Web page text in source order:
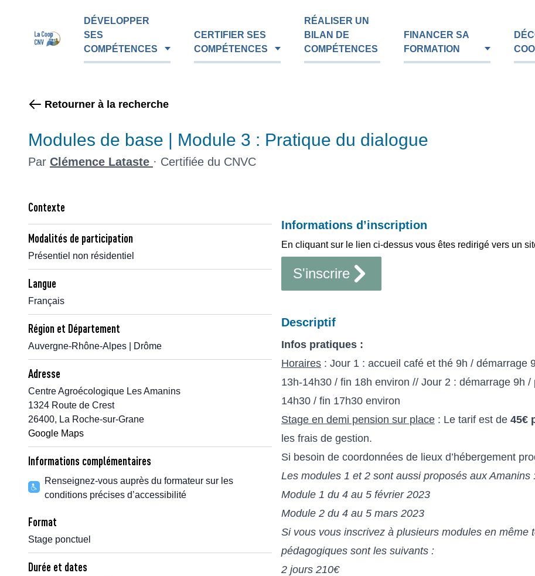
DÉVELOPPER
SES
COMPÉTENCES
CERTIFIER SES
COMPÉTENCES
RÉALISER UN
BILAN DE
COMPÉTENCES
FINANCER SA
FORMATION
Retourner à la recherche
Modules de base | Module 3 : Pratique du dialogue
Par Clémence Lataste · Certifiée du CNVC
Contexte
Modalités de participation
Présentiel non résidentiel
Langue
Français
Région et Département
Auvergne-Rhône-Alpes | Drôme
Adresse
Centre Agroécologique Les Amanins
1324 Route de Crest
26400, La Roche-sur-Grane
Google Maps
Informations complémentaires
Renseignez-vous auprès du formateur sur les
conditions précises d’accessibilité
Format
Stage ponctuel
Durée et dates
Informations d’inscription
En cliquant sur le lien ci-dessus vous êtes redirigé vers un
S'inscrire
Descriptif
Infos pratiques :
Horaires : Jour 1 : accueil café et thé 9h / démarrage
13h-14h30 / fin 18h environ // Jour 2 : démarrage 9h
14h30 / fin 17h30 environ
Stage en demi pension sur place : Le tarif est de 45€
les frais de gestion.
Si besoin de coordonnées de lieux d’hébergement
Les modules 1 et 2 sont aussi proposés aux Amanins
Module 1 du 4 au 5 février 2023
Module 2 du 4 au 5 mars 2023
Si vous vous inscrivez à plusieurs modules en même
pédagogiques sont les suivants :
2 jours 210€